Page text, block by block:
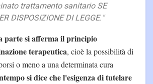
trattamento sanitario SE
DISPOSIZIONE DI LEGGE."
parte si afferma il principio
terapeutica, cioè la possibilità di
o meno a una determinata cura
si dice che l'esigenza di tutelare